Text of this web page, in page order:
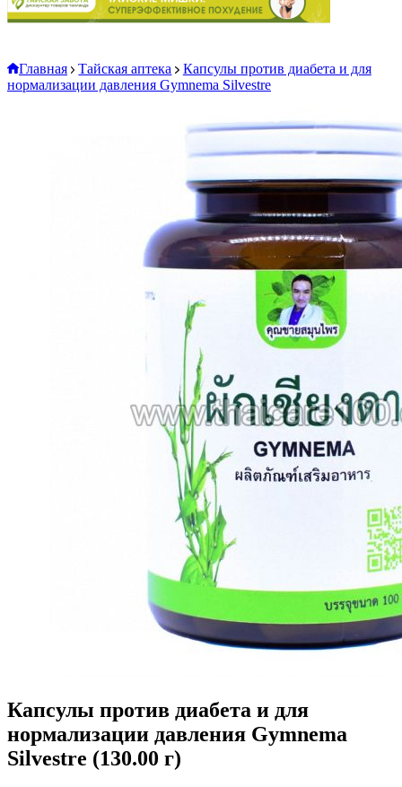
Главная Тайская аптека
Капсулы против диабета и для
нормализации давления Gymnema Silvestre
Капсулы против диабета и для
нормализации давления Gymnema
Silvestre (130.00 г)